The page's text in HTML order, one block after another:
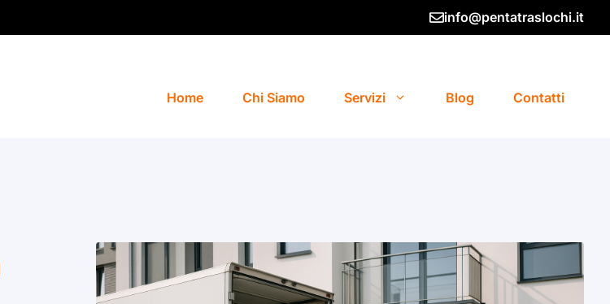
info@pentatraslochi.it
Home Chi Siamo Servizi Blog Contatti